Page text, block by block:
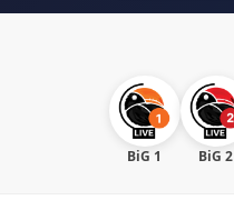
BiG 1 BiG 2